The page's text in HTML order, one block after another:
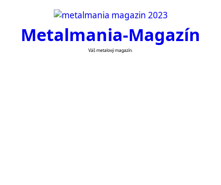
contentMetalmania-Magazín
Váš metalový magazín.